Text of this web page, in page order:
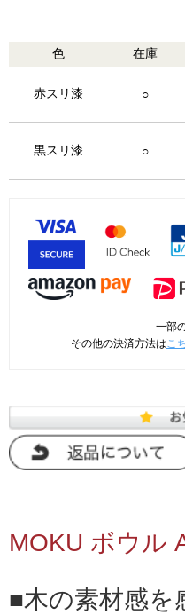
色 在庫
赤スリ漆 ○
黒スリ漆 ○
一部
その他の決済方法はこ
MOKU ボウル
木の素材感を